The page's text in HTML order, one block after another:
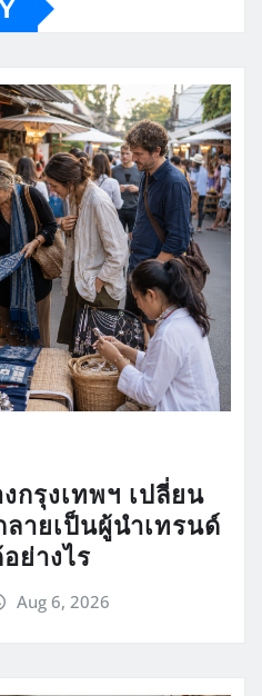
กรุงเทพฯ เปลี่ยน
ายเป็นผู้นำเทรนด์
ย่างไร
Aug 6, 2026